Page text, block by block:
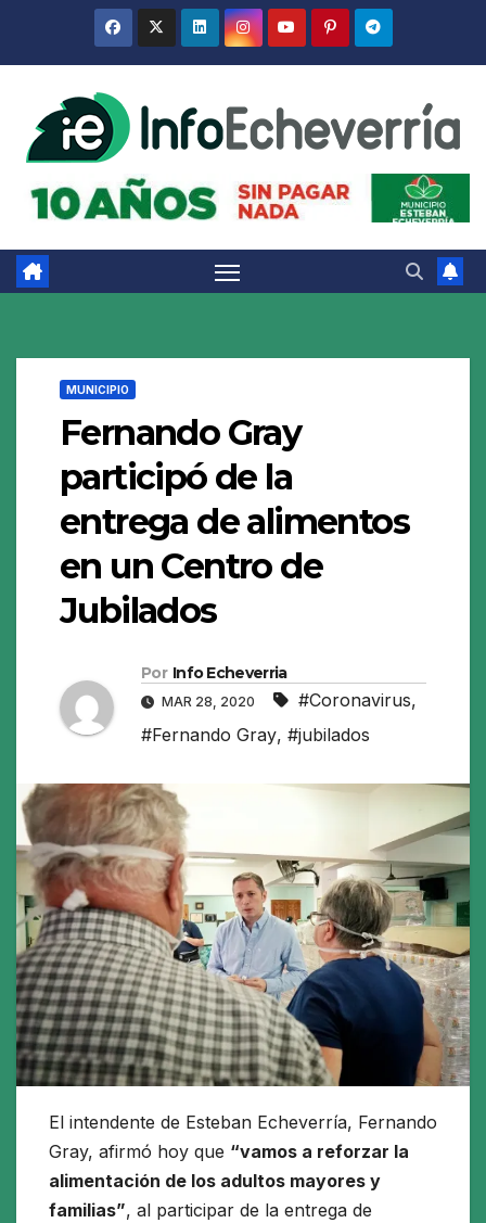
MUNICIPIO
Fernando Gray
participó de la
entrega de alimentos
en un Centro de
Jubilados
Por Info Echeverria
MAR 28, 2020 #Coronavirus,
#Fernando Gray, #jubilados
El intendente de Esteban Echeverría, Fernando
Gray, afirmó hoy que “vamos a reforzar la
alimentación de los adultos mayores y
familias”, al participar de la entrega de